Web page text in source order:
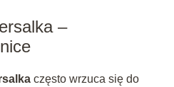
–
często wrzuca się do